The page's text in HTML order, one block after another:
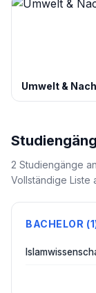
Umwelt &
2 Studiengänge
Vollständige Liste
BACHELOR